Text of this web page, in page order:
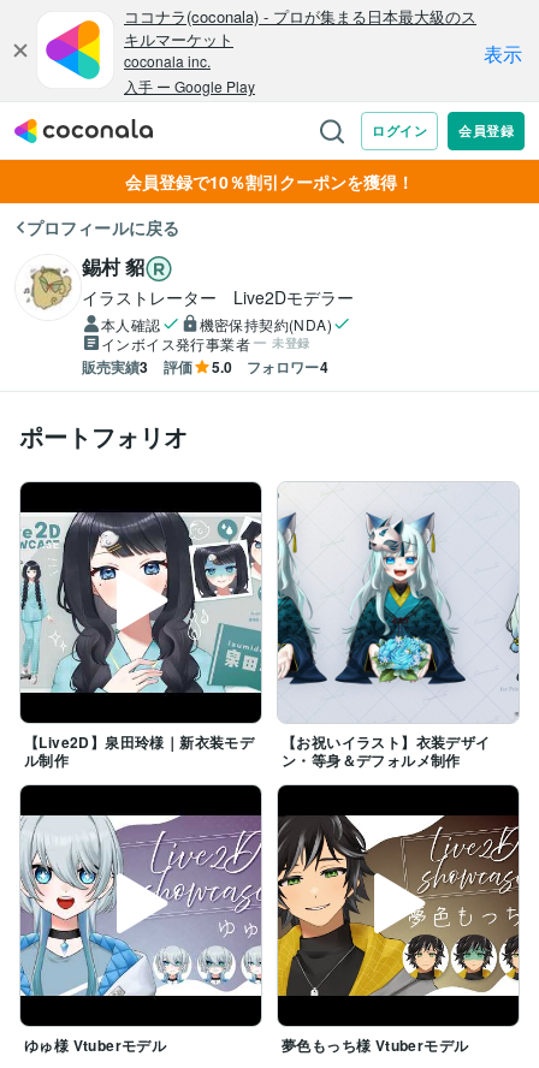
会員登録で10％割引クーポンを獲得！
プロフィールに戻る
錫村 貂
イラストレーター　Live2Dモデラー
本人確認
機密保持契約(NDA)
インボイス発行事業者
未登録
販売実績3 評価 5.0 フォロワー4
ポートフォリオ
【Live2D】泉田玲様｜新衣装モデ
ル制作
【お祝いイラスト】衣装デザイ
ン・等身＆デフォルメ制作
ゆゅ様 Vtuberモデル 夢色もっち様 Vtuberモデル